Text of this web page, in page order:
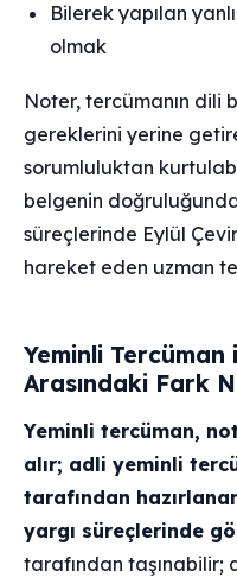
Bilerek yapılan
olmak
Noter, tercümanın dili
gereklerini yerine
sorumluluktan
belgenin
süreçlerinde Eylül
hareket eden uzman
Yeminli Tercüman
Arasındaki Fark
Yeminli tercüman,
alır; adli yeminli
tarafından
yargı süreçlerinde
tarafından